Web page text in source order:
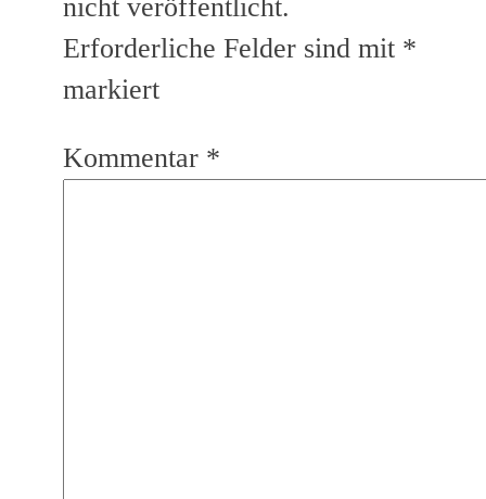
nicht veröffentlicht.
Erforderliche Felder sind mit *
markiert
Kommentar *